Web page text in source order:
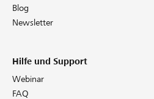
Blog
Newsletter
Hilfe und Support
Webinar
FAQ